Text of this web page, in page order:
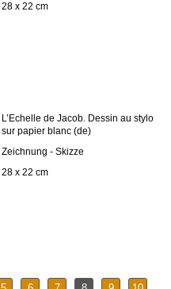
28 x 22 cm
L’Echelle de Jacob. Dessin au stylo
sur papier blanc (de)
Zeichnung - Skizze
28 x 22 cm